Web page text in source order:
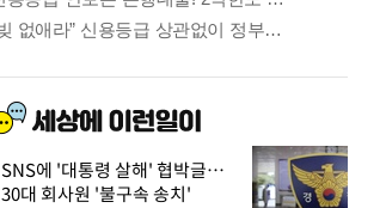
SNS에 '대통령 살해' 협박글…
30대 회사원 '불구속 송치'